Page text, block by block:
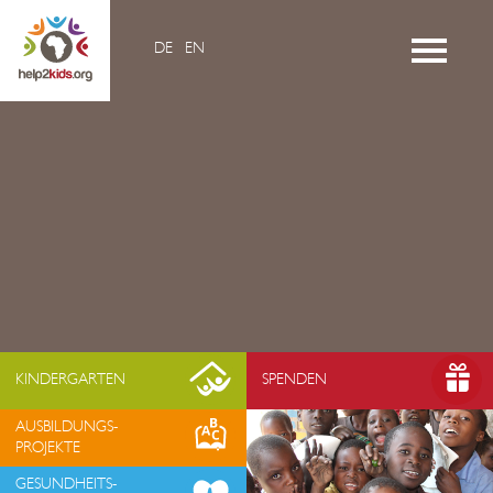
DE EN
- Medien
- Jobs
- FAQ
KINDERGARTEN
AUSBILDUNGS-
PROJEKTE
GESUNDHEITS-
SPENDEN